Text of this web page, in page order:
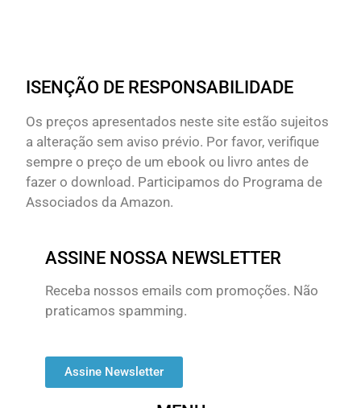
ISENÇÃO DE RESPONSABILIDADE
Os preços apresentados neste site estão sujeitos
a alteração sem aviso prévio. Por favor, verifique
sempre o preço de um ebook ou livro antes de
fazer o download. Participamos do Programa de
Associados da Amazon.
ASSINE NOSSA NEWSLETTER
Receba nossos emails com promoções. Não
praticamos spamming.
Assine Newsletter